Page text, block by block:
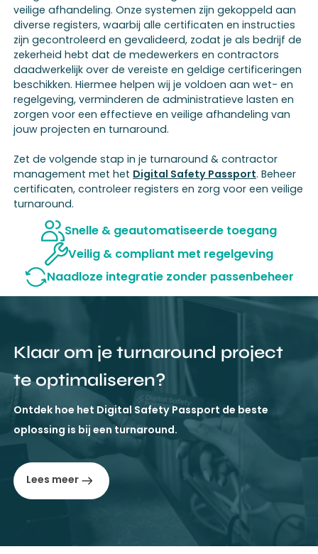
veilige afhandeling. Onze systemen zijn gekoppeld aan
diverse registers, waarbij alle certificaten en instructies
zijn gecontroleerd en gevalideerd, zodat je als bedrijf de
zekerheid hebt dat de medewerkers en contractors
daadwerkelijk over de vereiste en geldige certificeringen
beschikken. Hiermee helpen wij je voldoen aan wet- en
regelgeving, verminderen de administratieve lasten en
zorgen voor een effectieve en veilige afhandeling van
jouw projecten en turnaround.
Zet de volgende stap in je turnaround & contractor
management met het Digital Safety Passport. Beheer
certificaten, controleer registers en zorg voor een veilige
turnaround.
Snelle & geautomatiseerde toegang
Veilig & compliant met regelgeving
Naadloze integratie zonder passenbeheer
Klaar om je turnaround project
te optimaliseren?
Ontdek hoe het Digital Safety Passport de beste
oplossing is bij een turnaround.
Lees meer